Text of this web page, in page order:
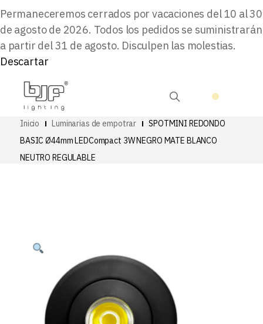
Permaneceremos cerrados por vacaciones del 10 al 30
de agosto de 2026. Todos los pedidos se suministrarán
a partir del 31 de agosto. Disculpen las molestias.
Descartar
Inicio Luminarias de empotrar
SPOTMINI REDONDO
BASIC Ø44mm LEDCompact 3W NEGRO MATE BLANCO
NEUTRO REGULABLE